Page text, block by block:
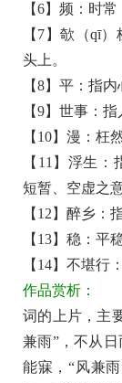
著
赏
析
【6】频：时
【7】欹（qī
头上。
【8】平：指内
【9】世事：
【10】漫：
【11】浮生
短暂、空虚之
【12】醉乡
【13】稳：
【14】不堪行
作品赏析：
词的上片，主
兼雨”，不从
能寐，“风兼